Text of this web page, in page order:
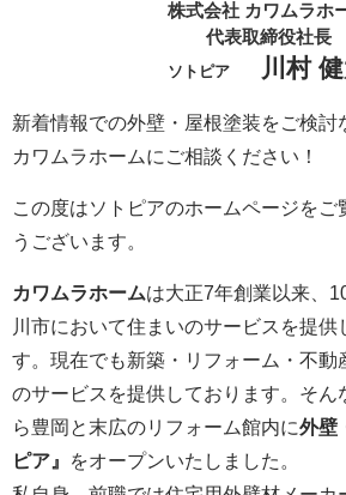
株式会社 カワムラホ
代表取締役社長
ソトピア 川村
新着情報での外壁・屋根塗装をご検討
カワムラホームにご相談ください！
この度はソトピアのホームページをご
うございます。
カワムラホームは大正7年創業以来、
川市において住まいのサービスを提
す。現在でも新築・リフォーム・不動
のサービスを提供しております。そん
ら豊岡と末広のリフォーム館内に外壁
ピア』
をオープンいたしました。